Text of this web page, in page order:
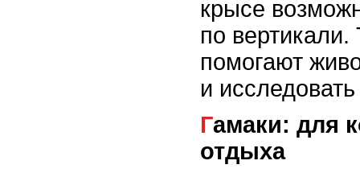
крысе
по вертикали.
помогают
и
Гамаки: для комфортного
отдыха